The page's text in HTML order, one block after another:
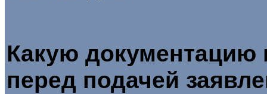
Какую документацию
перед подачей